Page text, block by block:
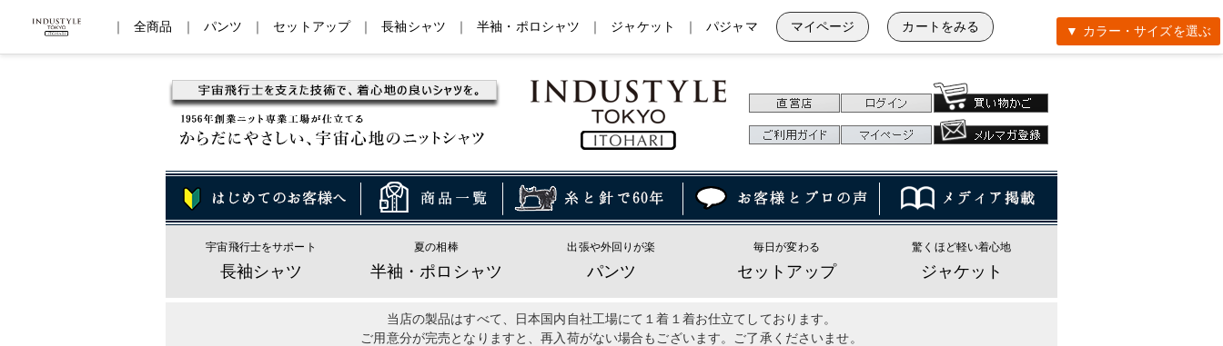
宇宙飛行士をサポート
長袖シャツ
夏の相棒
半袖・ポロシャツ
出張や外回りが楽
パンツ
毎日が変わる
セットアップ
驚くほど軽い着心地
ジャケット
当店の製品はすべて、日本国内自社工場にて１着１着お仕立てしております。
ご用意分が完売となりますと、再入荷がない場合もございます。ご了承くださいませ。
｜ 全商品 ｜ パンツ ｜ セットアップ ｜ 長袖シャツ ｜ 半袖・ポロシャツ ｜ ジャケット ｜ パジャマ マイページ カートをみる ▼ カラー・サイズを選ぶ